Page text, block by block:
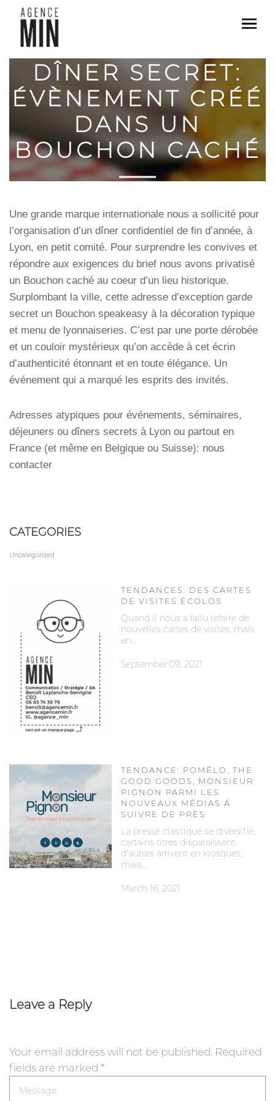
DÎNER SECRET:
ÉVÈNEMENT CRÉÉ
DANS UN
BOUCHON CACHÉ
Une grande marque internationale nous a sollicité pour
l’organisation d’un dîner confidentiel de fin d’année, à
Lyon, en petit comité. Pour surprendre les convives et
répondre aux exigences du brief nous avons privatisé
un Bouchon caché au coeur d’un lieu historique.
Surplombant la ville, cette adresse d’exception garde
secret un Bouchon speakeasy à la décoration typique
et menu de lyonnaiseries. C’est par une porte dérobée
et un couloir mystérieux qu’on accède à cet écrin
d’authenticité étonnant et en toute élégance. Un
événement qui a marqué les esprits des invités.
Adresses atypiques pour événements, séminaires,
déjeuners ou dîners secrets à Lyon ou partout en
France (et même en Belgique ou Suisse): nous
contacter
CATEGORIES
Uncategorized
TENDANCES: DES CARTES
DE VISITES ÉCOLOS
Quand il nous a fallu refaire de
nouvelles cartes de visites, mais
en…
September 09, 2021
TENDANCE: POMÉLO, THE
GOOD GOODS, MONSIEUR
PIGNON PARMI LES
NOUVEAUX MÉDIAS À
SUIVRE DE PRÈS
La presse classique se diversifie,
certains titres disparaissent,
d'autres arrivent en kiosques,
mais…
March 16, 2021
Leave a Reply
Your email address will not be published. Required
fields are marked *